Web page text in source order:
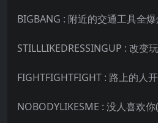
BIGBANG : 附近的交通工具全
STILLLIKEDRESSINGUP : 改变
FIGHTFIGHTFIGHT : 路上的人
NOBODYLIKESME : 没人喜欢